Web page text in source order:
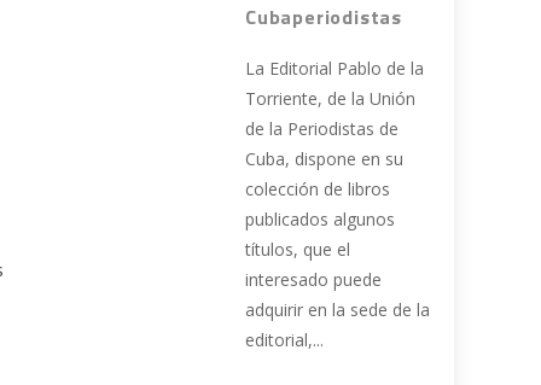
Cubaperiodistas
La Editorial Pablo de la
Torriente, de la Unión
de la Periodistas de
Cuba, dispone en su
colección de libros
publicados algunos
títulos, que el
interesado puede
adquirir en la sede de la
editorial,...